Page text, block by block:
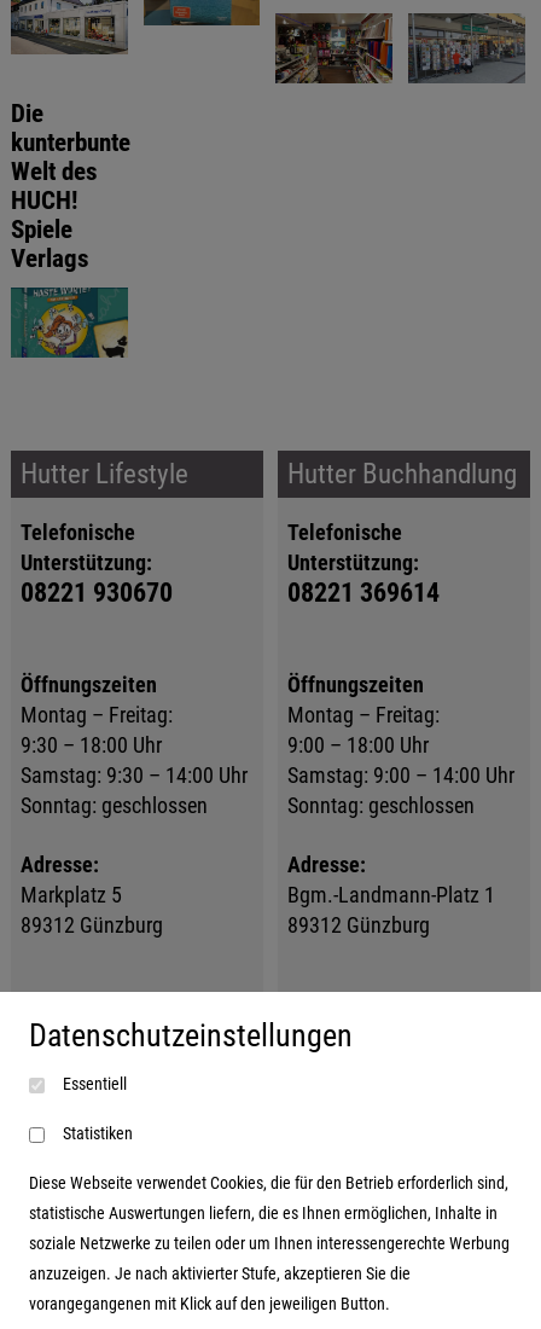
Die
kunterbunte
Welt des
HUCH!
Spiele
Verlags
Hutter Lifestyle
Telefonische
Unterstützung:
08221 930670
Öffnungszeiten
Montag – Freitag:
9:30 – 18:00 Uhr
Samstag: 9:30 – 14:00 Uhr
Sonntag: geschlossen
Adresse:
Markplatz 5
89312 Günzburg
Hutter Buchhandlung
Telefonische
Unterstützung:
08221 369614
Öffnungszeiten
Montag – Freitag:
9:00 – 18:00 Uhr
Samstag: 9:00 – 14:00 Uhr
Sonntag: geschlossen
Adresse:
Bgm.-Landmann-Platz 1
89312 Günzburg
Vorteil!
Direkter Kontakt und
Beratung
Schnelle Lieferung,
kostenfreie Rückgabe
Transparente Versand
Mehr über...
Versand- und
Zahlungsbedingungen
Widerrufsrecht
Datenschutz
AGB
Datenschutzeinstellungen
Essentiell
Statistiken
Diese Webseite verwendet Cookies, die für den Betrieb erforderlich sind,
statistische Auswertungen liefern, die es Ihnen ermöglichen, Inhalte in
soziale Netzwerke zu teilen oder um Ihnen interessengerechte Werbung
anzuzeigen. Je nach aktivierter Stufe, akzeptieren Sie die
vorangegangenen mit Klick auf den jeweiligen Button.